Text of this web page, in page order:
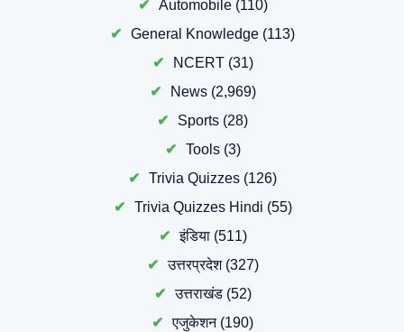
Automobile(110)
General Knowledge (113)
NCERT(31)
News(2,969)
Sports (28)
Tools(3)
Trivia Quizzes (126)
Trivia Quizzes Hindi (55)
इंडिया(511)
उत्तरप्रदेश(327)
उत्तराखंड(52)
एजुकेशन(190)